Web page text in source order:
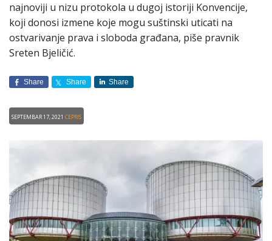
najnoviji u nizu protokola u dugoj istoriji Konvencije,
koji donosi izmene koje mogu suštinski uticati na
ostvarivanje prava i sloboda građana, piše pravnik
Sreten Bjeličić.
Share Share Share
Septembar 17, 2021 CEPRIS